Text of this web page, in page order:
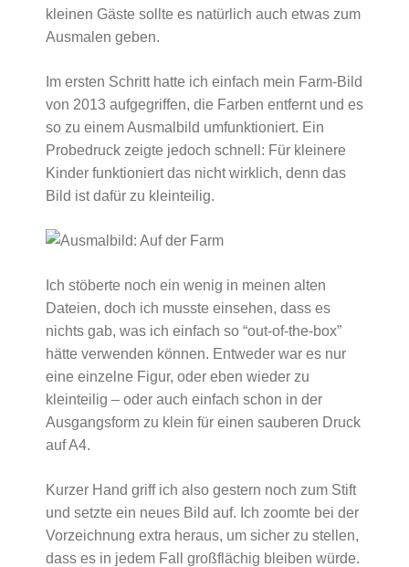
kleinen Gäste sollte es natürlich auch etwas zum
Ausmalen geben.
Im ersten Schritt hatte ich einfach mein Farm-Bild
von 2013 aufgegriffen, die Farben entfernt und es
so zu einem Ausmalbild umfunktioniert. Ein
Probedruck zeigte jedoch schnell: Für kleinere
Kinder funktioniert das nicht wirklich, denn das
Bild ist dafür zu kleinteilig.
Ich stöberte noch ein wenig in meinen alten
Dateien, doch ich musste einsehen, dass es
nichts gab, was ich einfach so “out-of-the-box”
hätte verwenden können. Entweder war es nur
eine einzelne Figur, oder eben wieder zu
kleinteilig – oder auch einfach schon in der
Ausgangsform zu klein für einen sauberen Druck
auf A4.
Kurzer Hand griff ich also gestern noch zum Stift
und setzte ein neues Bild auf. Ich zoomte bei der
Vorzeichnung extra heraus, um sicher zu stellen,
dass es in jedem Fall großflächig bleiben würde.